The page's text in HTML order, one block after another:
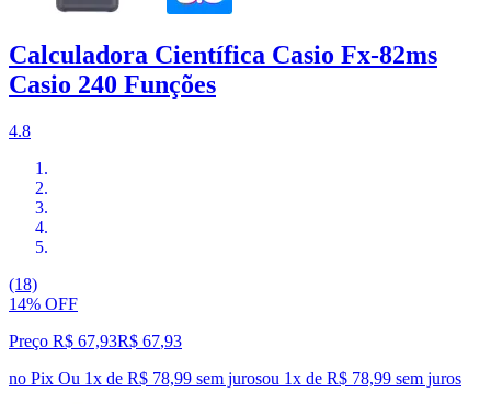
Calculadora Científica Casio Fx-82ms
Casio 240 Funções
4.8
(18)
14% OFF
Preço R$ 67,93R$ 67,93
no Pix Ou 1x de R$ 78,99 sem jurosou 1x de R$ 78,99 sem juros